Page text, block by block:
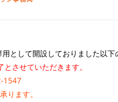
として開設しておりました以下
とさせていただきます。
1547
ります。